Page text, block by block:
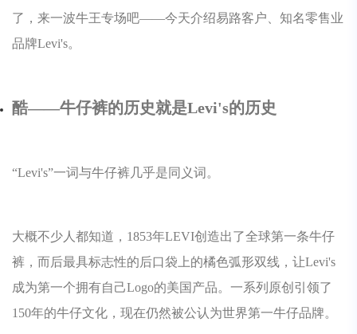
了，来一波牛王专场吧——今天介绍易路客户、知名零售业
品牌Levi's。
酷——牛仔裤的历史就是Levi's的历史
“Levi's”一词与牛仔裤几乎是同义词。
大概不少人都知道，1853年LEVI创造出了全球第一条牛仔
裤，而后最具标志性的后口袋上的橘色弧形双线，让Levi's
成为第一个拥有自己Logo的美国产品。一系列原创引领了
150年的牛仔文化，现在仍然被公认为世界第一牛仔品牌。